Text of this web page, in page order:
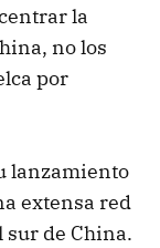
la
no los
por
lanzamiento
extensa red
sur de China.